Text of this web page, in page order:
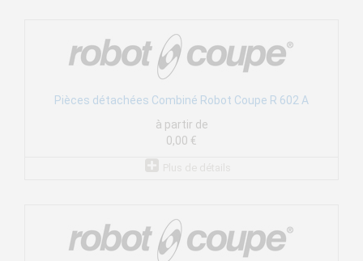
Pièces détachées Combiné Robot Coupe R 602 A
à partir de
0,00 €